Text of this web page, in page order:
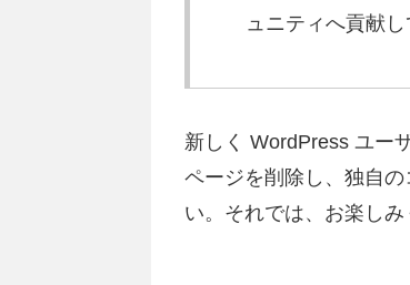
ュニティへ貢献し
新しく WordPress ユー
ページを削除し、独自
い。それでは、お楽しみ